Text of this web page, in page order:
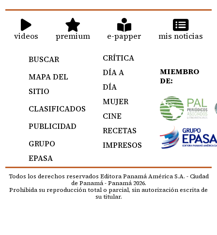
videos premium e-papper mis noticias
BUSCAR
MAPA DEL
SITIO
CLASIFICADOS
PUBLICIDAD
GRUPO
EPASA
CRÍTICA
DÍA A
DÍA
MUJER
CINE
RECETAS
IMPRESOS
MIEMBRO
DE:
Todos los derechos reservados Editora Panamá América S.A. - Ciudad
de Panamá - Panamá 2026.
Prohibida su reproducción total o parcial, sin autorización escrita de
su titular.